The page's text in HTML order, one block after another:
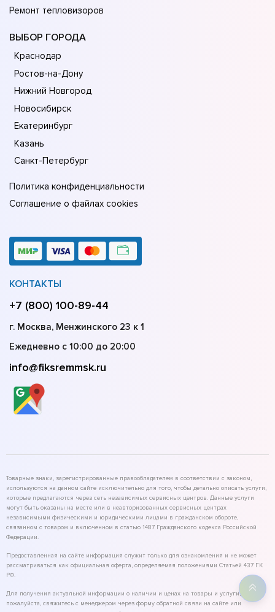
Ремонт тепловизоров
ВЫБОР ГОРОДА
Краснодар
Ростов-на-Дону
Нижний Новгород
Новосибирск
Екатеринбург
Казань
Санкт-Петербург
Политика конфиденциальности
Соглашение о файлах cookies
КОНТАКТЫ
+7 (800) 100-89-44
г. Москва, Менжинского 23 к 1
Ежедневно с 10:00 до 20:00
info@fiksremmsk.ru
Товарные знаки, зарегистрированные правообладателем в соответствии с законом,
используются на данном сайте исключительно для того, чтобы детально описать услуги,
которые предлагаются через сеть независимых сервисных центров. Данные услуги
могут быть оказаны на месте или в неавторизованных сервисных центрах
независимыми физическими и юридическими лицами в гражданском обороте,
связанном с товаром и включенном в статью 1487 Гражданского кодекса Российской
Федерации.
Предоставленная на сайте информация служит только для ознакомления и не может
рассматриваться как официальная оферта, определяемая положениями Статьей 437 ГК
РФ.
Для получения актуальной информации о наличии и ценах на товары и услуги,
пожалуйста, свяжитесь с менеджером через форму обратной связи на сайте или